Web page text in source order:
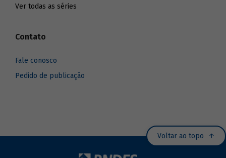
Ver todas as séries
Contato
Fale conosco
Pedido de publicação
Voltar ao topo